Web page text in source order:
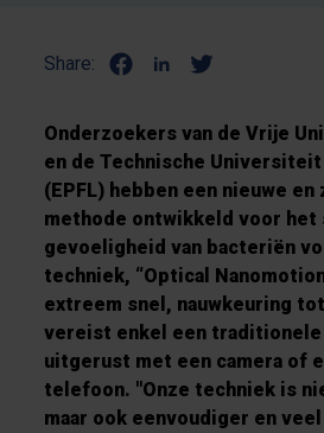
Share:
Onderzoekers van de Vrije
en de Technische Universiteit
(EPFL) hebben een nieuwe
methode ontwikkeld voor het
gevoeligheid van bacteriën
techniek, “Optical
extreem snel, nauwkeuring
vereist enkel een
uitgerust met een camera of
telefoon. "Onze techniek is
maar ook eenvoudiger en